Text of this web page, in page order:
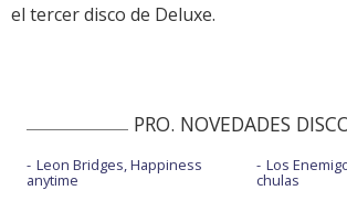
el tercer disco de Deluxe.
PRO. NOVEDADES
Leon Bridges, Happiness
anytime
Los
chulas